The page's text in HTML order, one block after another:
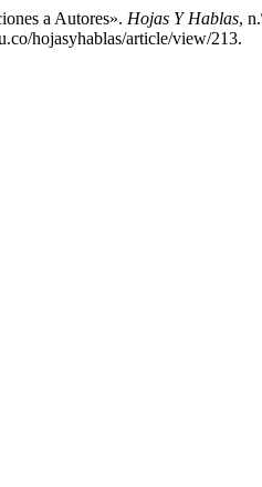
a Autores». Hojas Y Hablas,
hojasyhablas/article/view/213.